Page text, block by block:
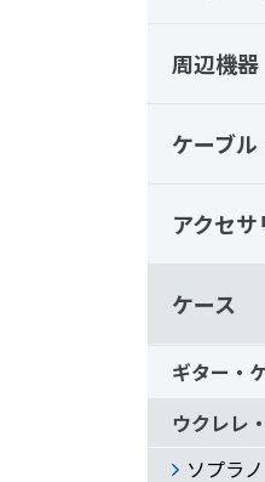
周辺機器
ケーブ
アクセサ
ケース
ギター・
ウクレレ
ソプラノ